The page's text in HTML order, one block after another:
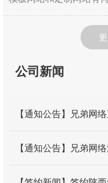
公司新闻
【通知公告】兄弟网
【通知公告】兄弟网